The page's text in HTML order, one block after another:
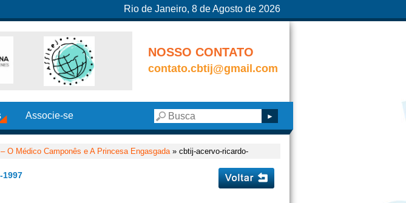
Rio de Janeiro, 8 de Agosto de 2026
NOSSO CONTATO
contato.cbtij@gmail.com
Associe-se
O Médico Camponês e A Princesa Engasgada» cbtij-acervo-ricardo-
1997